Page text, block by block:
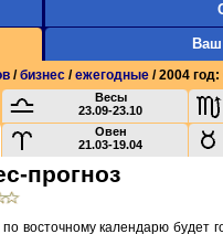
Ваш
/бизнес /ежегодные / 2004 год:
Весы
23.09-23.10
Овен
21.03-19.04
прогноз
восточному календарю будет